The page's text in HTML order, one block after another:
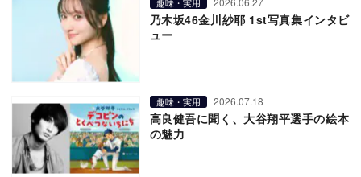
乃木坂46金川紗耶 1st写真集インタビ
ュー
趣味・実用 2026.07.18
高良健吾に聞く、大谷翔平選手の絵本
の魅力